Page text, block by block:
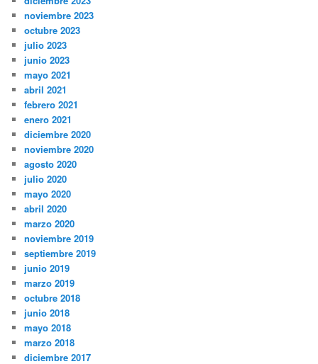
noviembre 2023
octubre 2023
julio 2023
junio 2023
mayo 2021
abril 2021
febrero 2021
enero 2021
diciembre 2020
noviembre 2020
agosto 2020
julio 2020
mayo 2020
abril 2020
marzo 2020
noviembre 2019
septiembre 2019
junio 2019
marzo 2019
octubre 2018
junio 2018
mayo 2018
marzo 2018
diciembre 2017